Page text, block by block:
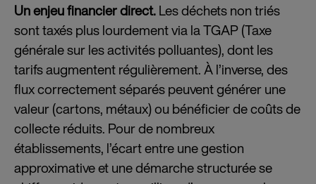
Un enjeu financier direct.Les déchets non triés
sont taxés plus lourdement via la TGAP (Taxe
générale sur les activités polluantes), dont les
tarifs augmentent régulièrement. À l’inverse, des
flux correctement séparés peuvent générer une
valeur (cartons, métaux) ou bénéficier de coûts de
collecte réduits. Pour de nombreux
établissements, l’écart entre une gestion
approximative et une démarche structurée se